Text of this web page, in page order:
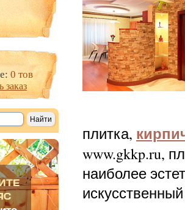
0 тов
заказ
плитка,
www.gkkp.ru,
наиболее